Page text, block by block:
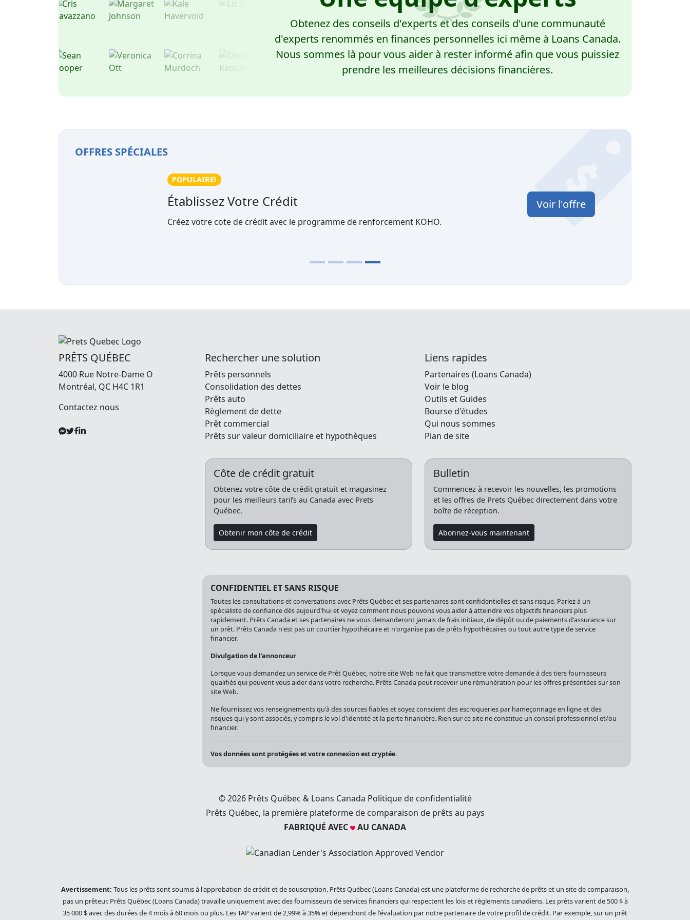
Obtenez des conseils d'experts et des conseils d'une communauté
d'experts renommés en finances personnelles ici même à Loans Canada.
Nous sommes là pour vous aider à rester informé afin que vous puissiez
prendre les meilleures décisions financières.
OFFRES SPÉCIALES
POPULAIRE!
Établissez Votre Crédit
Créez votre cote de crédit avec le programme de renforcement KOHO.
Voir l'offre
PRÊTS QUÉBEC
4000 Rue Notre-Dame O
Montréal, QC H4C 1R1
Contactez nous
Rechercher une solution
Prêts personnels
Consolidation des dettes
Prêts auto
Règlement de dette
Prêt commercial
Prêts sur valeur domiciliaire et hypothèques
Liens rapides
Partenaires (Loans Canada)
Voir le blog
Outils et Guides
Bourse d'études
Qui nous sommes
Plan de site
Côte de crédit gratuit
Obtenez votre côte de crédit gratuit et magasinez
pour les meilleurs tarifs au Canada avec Prets
Québec.
Obtenir mon côte de crédit
Bulletin
Commencez à recevoir les nouvelles, les promotions
et les offres de Prets Québec directement dans votre
boîte de réception.
Abonnez-vous maintenant
CONFIDENTIEL ET SANS RISQUE
Toutes les consultations et conversations avec Prêts Québec et ses partenaires sont confidentielles et sans risque. Parlez à un
spécialiste de confiance dès aujourd'hui et voyez comment nous pouvons vous aider à atteindre vos objectifs financiers plus
rapidement. Prêts Canada et ses partenaires ne vous demanderont jamais de frais initiaux, de dépôt ou de paiements d'assurance sur
un prêt. Prêts Canada n'est pas un courtier hypothécaire et n'organise pas de prêts hypothécaires ou tout autre type de service
financier.
Divulgation de l'annonceur
Lorsque vous demandez un service de Prêt Québec, notre site Web ne fait que transmettre votre demande à des tiers fournisseurs
qualifiés qui peuvent vous aider dans votre recherche. Prêts Canada peut recevoir une rémunération pour les offres présentées sur son
site Web.
Ne fournissez vos renseignements qu'à des sources fiables et soyez conscient des escroqueries par hameçonnage en ligne et des
risques qui y sont associés, y compris le vol d'identité et la perte financière. Rien sur ce site ne constitue un conseil professionnel et/ou
financier.
Vos données sont protégées et votre connexion est cryptée.
© 2026 Prêts Québec & Loans Canada Politique de confidentialité
Prêts Québec, la première plateforme de comparaison de prêts au pays
FABRIQUÉ AVEC
AU CANADA
Avertissement: Tous les prêts sont soumis à l'approbation de crédit et de souscription. Prêts Québec (Loans Canada) est une plateforme de recherche de prêts et un site de comparaison,
pas un prêteur. Prêts Québec (Loans Canada) travaille uniquement avec des fournisseurs de services financiers qui respectent les lois et règlements canadiens. Les prêts varient de 500 $ à
35 000 $ avec des durées de 4 mois à 60 mois ou plus. Les TAP varient de 2,99% à 35% et dépendront de l'évaluation par notre partenaire de votre profil de crédit. Par exemple, sur un prêt